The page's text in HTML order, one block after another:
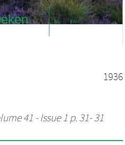
NL EN
1936
41 - Issue 1 p. 31- 31